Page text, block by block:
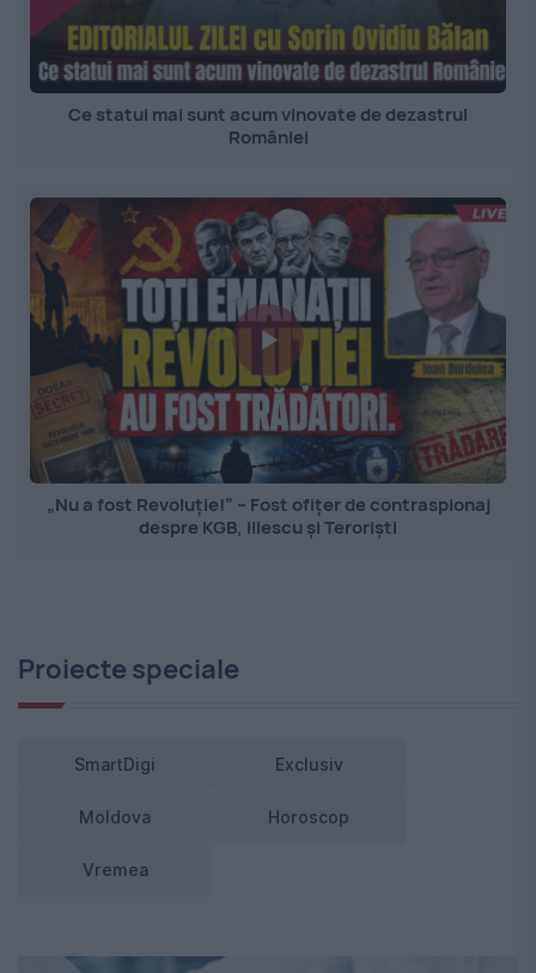
Ce statui mai sunt acum vinovate de dezastrul
României
„Nu a fost Revoluție!” – Fost ofițer de contraspionaj
despre KGB, Iliescu și Teroriști
Proiecte speciale
SmartDigi Exclusiv
Moldova Horoscop
Vremea